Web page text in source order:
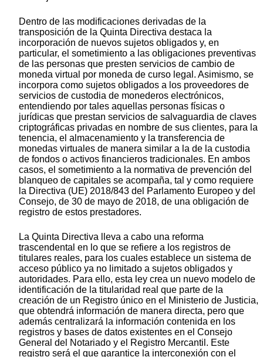
Dentro de las modificaciones derivadas de la
transposición de la Quinta Directiva destaca la
incorporación de nuevos sujetos obligados y, en
particular, el sometimiento a las obligaciones preventivas
de las personas que presten servicios de cambio de
moneda virtual por moneda de curso legal. Asimismo, se
incorpora como sujetos obligados a los proveedores de
servicios de custodia de monederos electrónicos,
entendiendo por tales aquellas personas físicas o
jurídicas que prestan servicios de salvaguardia de claves
criptográficas privadas en nombre de sus clientes, para la
tenencia, el almacenamiento y la transferencia de
monedas virtuales de manera similar a la de la custodia
de fondos o activos financieros tradicionales. En ambos
casos, el sometimiento a la normativa de prevención del
blanqueo de capitales se acompaña, tal y como requiere
la Directiva (UE) 2018/843 del Parlamento Europeo y del
Consejo, de 30 de mayo de 2018, de una obligación de
registro de estos prestadores.
La Quinta Directiva lleva a cabo una reforma
trascendental en lo que se refiere a los registros de
titulares reales, para los cuales establece un sistema de
acceso público ya no limitado a sujetos obligados y
autoridades. Para ello, esta ley crea un nuevo modelo de
identificación de la titularidad real que parte de la
creación de un Registro único en el Ministerio de Justicia,
que obtendrá información de manera directa, pero que
además centralizará la información contenida en los
registros y bases de datos existentes en el Consejo
General del Notariado y el Registro Mercantil. Este
registro será el que garantice la interconexión con el